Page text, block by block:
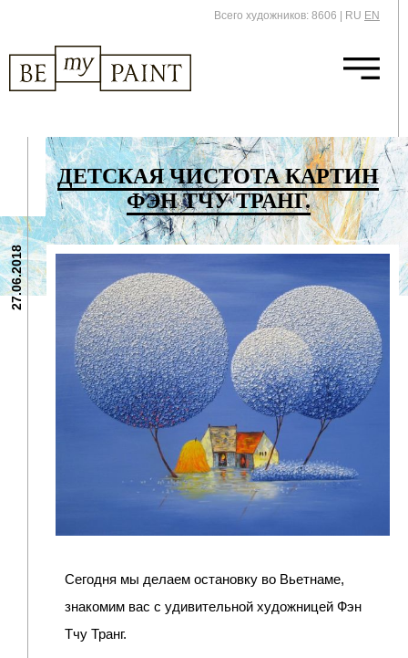
Всего художников: 8606 RU EN
ДЕТСКАЯ ЧИСТОТА КАРТИН
ФЭН ТЧУ ТРАНГ.
27.06.2018
Сегодня мы делаем остановку во Вьетнаме,
знакомим вас с удивительной художницей Фэн
Тчу Транг.